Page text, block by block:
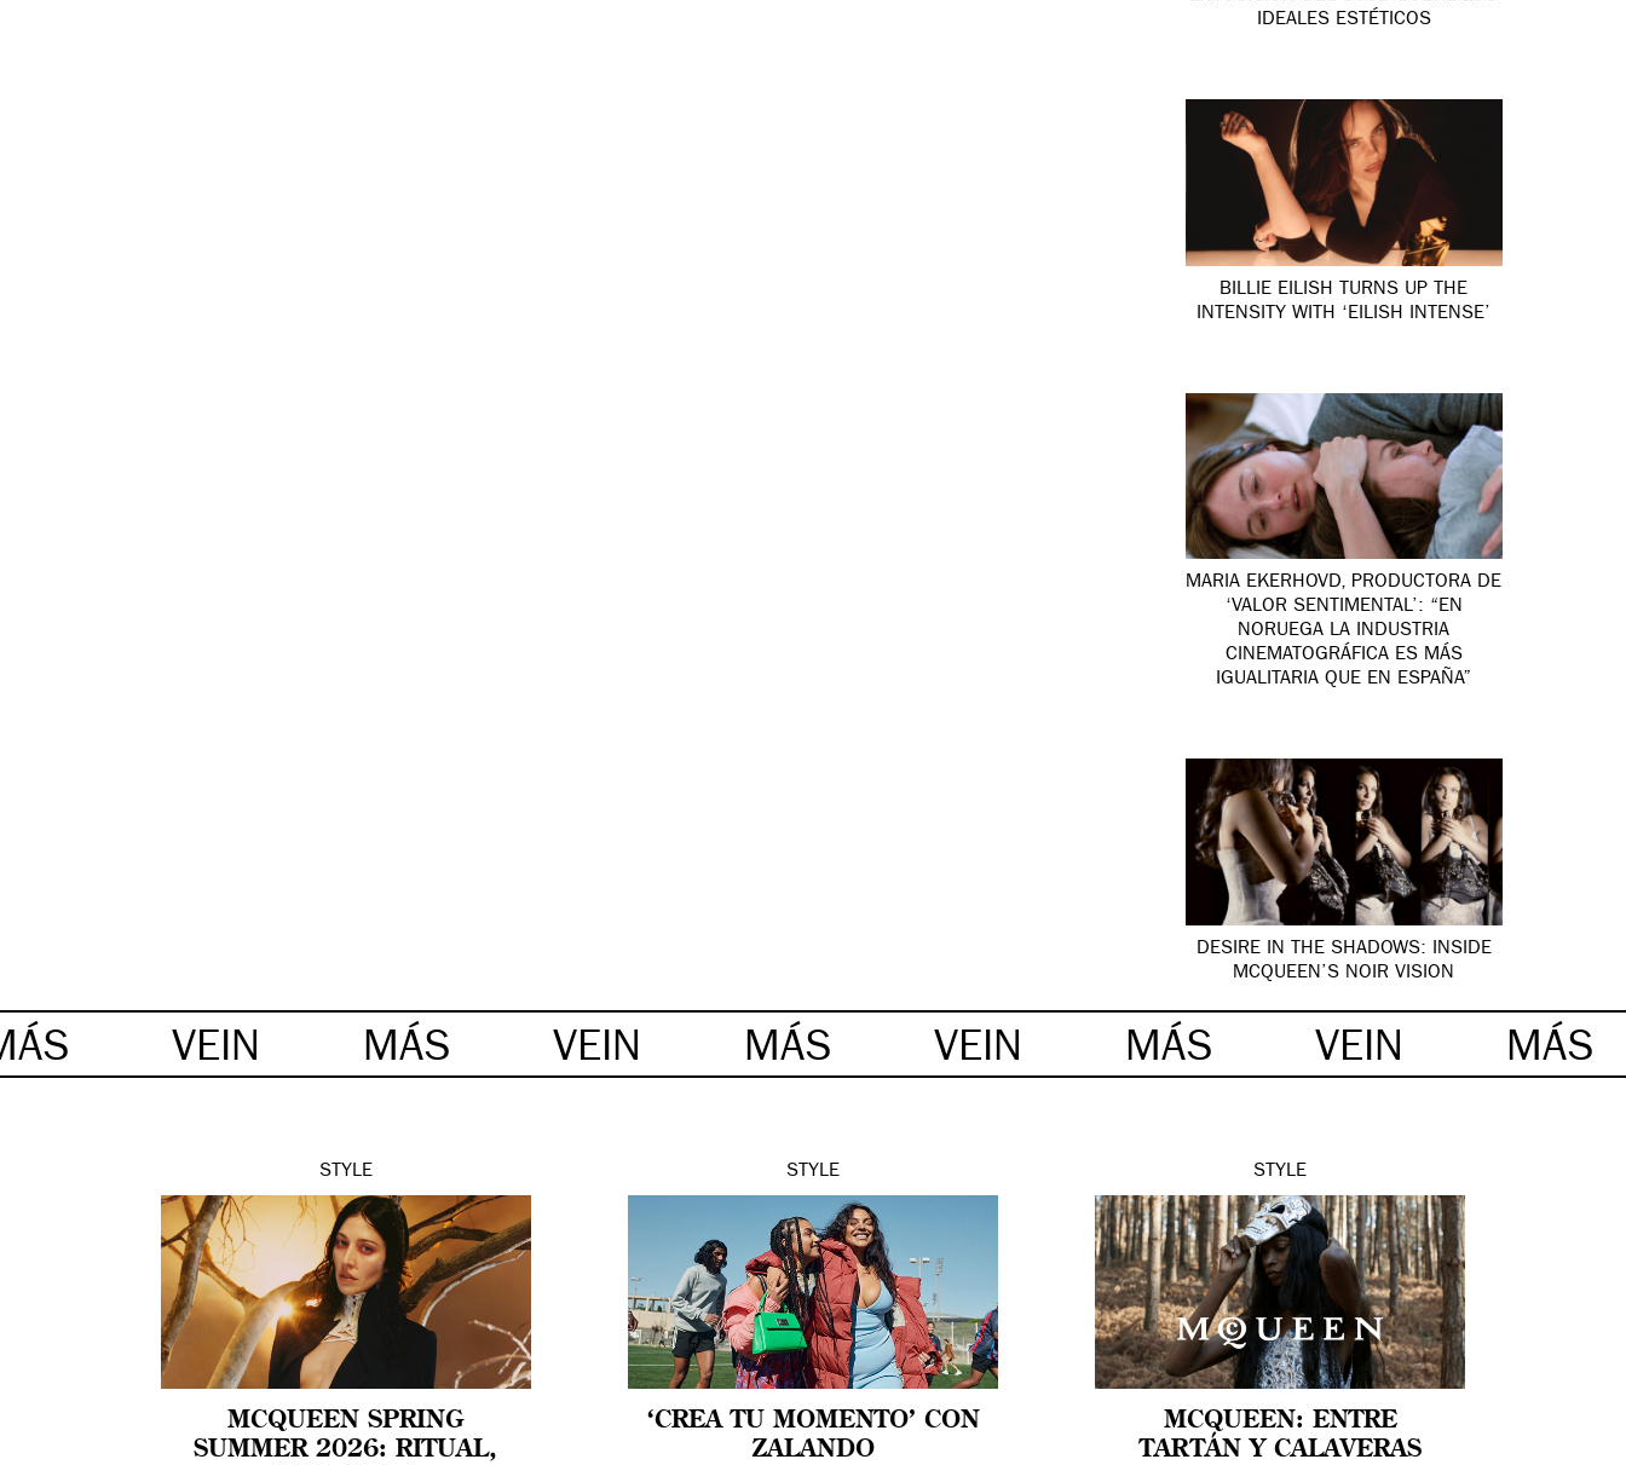
IDEALES ESTÉTICOS
BILLIE EILISH TURNS UP THE
INTENSITY WITH ‘EILISH INTENSE’
MARIA EKERHOVD, PRODUCTORA DE
‘VALOR SENTIMENTAL’: “EN
NORUEGA LA INDUSTRIA
CINEMATOGRÁFICA ES MÁS
IGUALITARIA QUE EN ESPAÑA”
DESIRE IN THE SHADOWS: INSIDE
MCQUEEN’S NOIR VISION
VEIN MÁS VEIN MÁS VEIN MÁS VEIN MÁS
STYLE
MCQUEEN SPRING
SUMMER 2026: RITUAL,
STYLE
‘CREA TU MOMENTO’ CON
ZALANDO
STYLE
MCQUEEN: ENTRE
TARTÁN Y CALAVERAS